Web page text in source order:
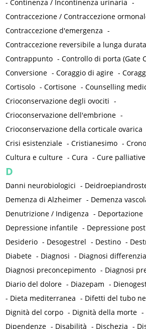
-Continenza / Incontinenza urinaria -
Contraccezione / Contraccezione
Contraccezione d'emergenza -
Contraccezione reversibile a lunga
Contrappunto -Controllo di porta (Gate
Conversione -Coraggio di agire -
Cortisolo -Cortisone -Counselling
Crioconservazione degli ovociti -
Crioconservazione dell'embrione -
Crioconservazione della corticale ovarica
Crisi esistenziale -Cristianesimo -
Cultura e culture -Cura -Cure palliative
D
Danni neurobiologici -
Demenza di Alzheimer - Demenza
Denutrizione / Indigenza - Deportazione
Depressione infantile - Depressione
Desiderio - Desogestrel - Destino -
Diabete - Diagnosi - Diagnosi
Diagnosi preconcepimento - Diagnosi
Diario del dolore - Diazepam -
- Dieta mediterranea - Difetti del tubo
Dignità del corpo - Dignità della morte -
Dipendenze - Disabilità - Dischezia -